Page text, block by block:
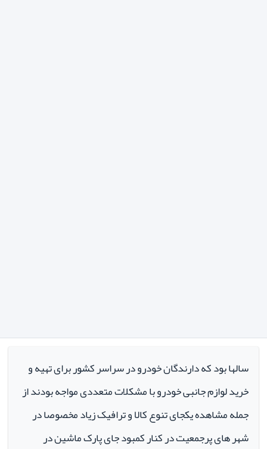
سالها بود که دارندگان خودرو در سراسر کشور برای تهیه و
خرید لوازم جانبی خودرو با مشکلات متعددی مواجه بودند از
جمله مشاهده یکجای تنوع کالا و ترافیک زیاد مخصوصا در
شهر های پرجمعیت در کنار کمبود جای پارک ماشین در